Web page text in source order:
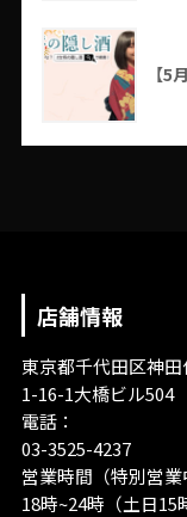
【5
店舗情報
東京都千代田区神
1-16-1大橋ビル504
電話：
03-3525-4237
営業時間（特別営業
18時~24時（土日15